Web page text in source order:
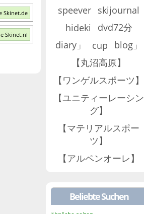
Skinet.de
Skinet.nl
speever skijournal
hideki
dvd72分
diary」
cup
blog」
【丸沼高原】
【ワンゲルスポーツ】
【ユニティーレーシン
グ】
【マテリアルスポー
ツ】
【アルペンオーレ】
Beliebte Suchen